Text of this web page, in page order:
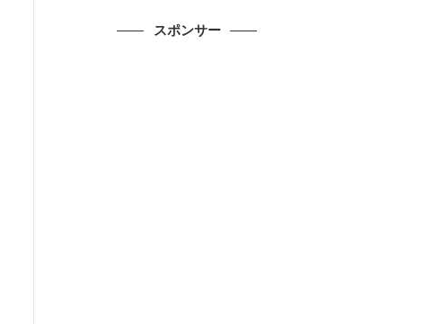
スポンサー